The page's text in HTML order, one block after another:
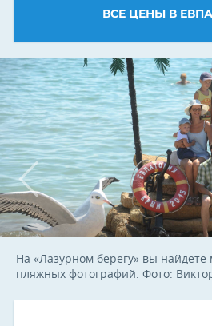
ВСЕ ЦЕНЫ В
На «Лазурном берегу» вы найдете
пляжных фотографий. Фото: